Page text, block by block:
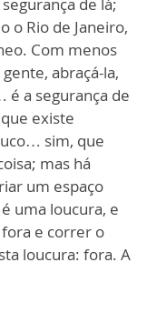
o Rio de Janeiro,
Com menos
abraçá-la,
é a segurança de
existe
sim, que
mas há
um espaço
uma loucura, e
e correr o
loucura: fora. A